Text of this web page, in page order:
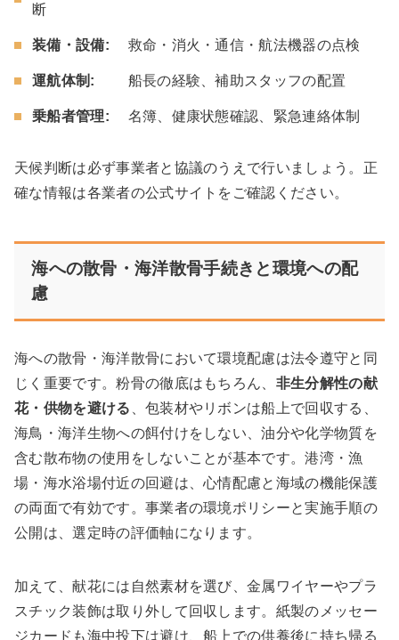
断
装備・設備: 救命・消火・通信・航法機器の点検
運航体制: 船長の経験、補助スタッフの配置
乗船者管理: 名簿、健康状態確認、緊急連絡体制
天候判断は必ず事業者と協議のうえで行いましょう。正
確な情報は各業者の公式サイトをご確認ください。
海への散骨・海洋散骨手続きと環境への配
慮
海への散骨・海洋散骨において環境配慮は法令遵守と同
じく重要です。粉骨の徹底はもちろん、 非生分解性の献
花・供物を避ける 、包装材やリボンは船上で回収する、
海鳥・海洋生物への餌付けをしない、油分や化学物質を
含む散布物の使用をしないことが基本です。港湾・漁
場・海水浴場付近の回避は、心情配慮と海域の機能保護
の両面で有効です。事業者の環境ポリシーと実施手順の
公開は、選定時の評価軸になります。
加えて、献花には自然素材を選び、金属ワイヤーやプラ
スチック装飾は取り外して回収します。紙製のメッセー
ジカードも海中投下は避け、船上での供養後に持ち帰る